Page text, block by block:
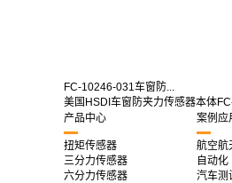
FC-10246-031车窗防...
美国HSDI车窗防夹力传感器本体
产品中心
扭矩传感器
三分力传感器
六分力传感器
案例应
航空航
自动化
汽车测